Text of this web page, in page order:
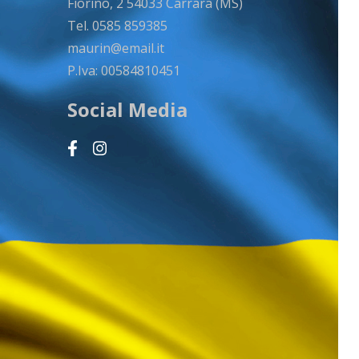
Tel. 0585 859385
maurin@email.it
P.Iva: 00584810451
Social Media